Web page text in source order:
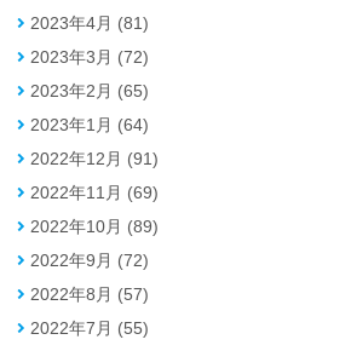
2023年4月 (81)
2023年3月 (72)
2023年2月 (65)
2023年1月 (64)
2022年12月 (91)
2022年11月 (69)
2022年10月 (89)
2022年9月 (72)
2022年8月 (57)
2022年7月 (55)